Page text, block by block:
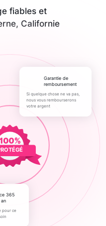
fiables et
Californie
Garantie de
remboursement
Si quelque chose ne va pas,
nous vous rembourserons
votre argent
pour ce